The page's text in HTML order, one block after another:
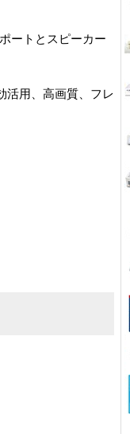
ートとスピーカー
活用、高画質、フレ